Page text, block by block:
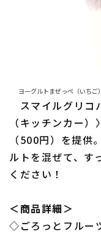
ヨーグルトまぜっぺ（いち
スマイルグリコ
（キッチンカー
（500円）を提供
ルトを混ぜて、す
ください！
＜商品詳細＞
◇ごろっとフルー